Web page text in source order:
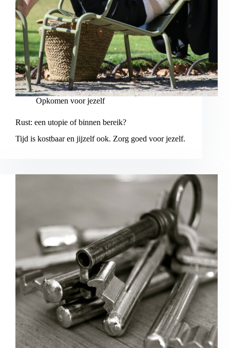
Opkomen voor jezelf
Rust: een utopie of binnen bereik?
Tijd is kostbaar en jijzelf ook. Zorg goed voor jezelf.